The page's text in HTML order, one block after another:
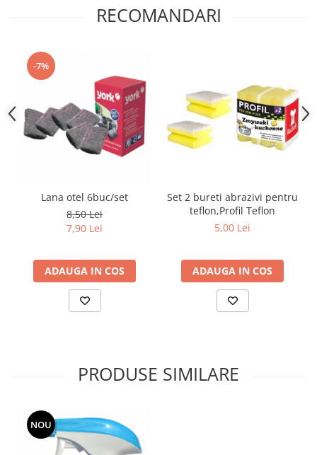
RECOMANDARI
-7%
Lana otel 6buc/set
8,50 Lei
7,90 Lei
ADAUGA IN COS
Set 2 bureti abrazivi pentru
teflon,Profil Teflon
5,00 Lei
ADAUGA IN COS
PRODUSE SIMILARE
NOU